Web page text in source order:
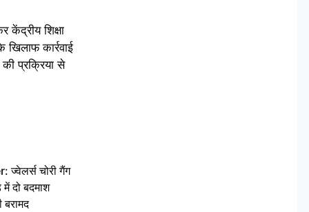
केंद्रीय शिक्षा
कार्रवाई
प्रक्रिया से
चोरी गैंग
दो बदमाश